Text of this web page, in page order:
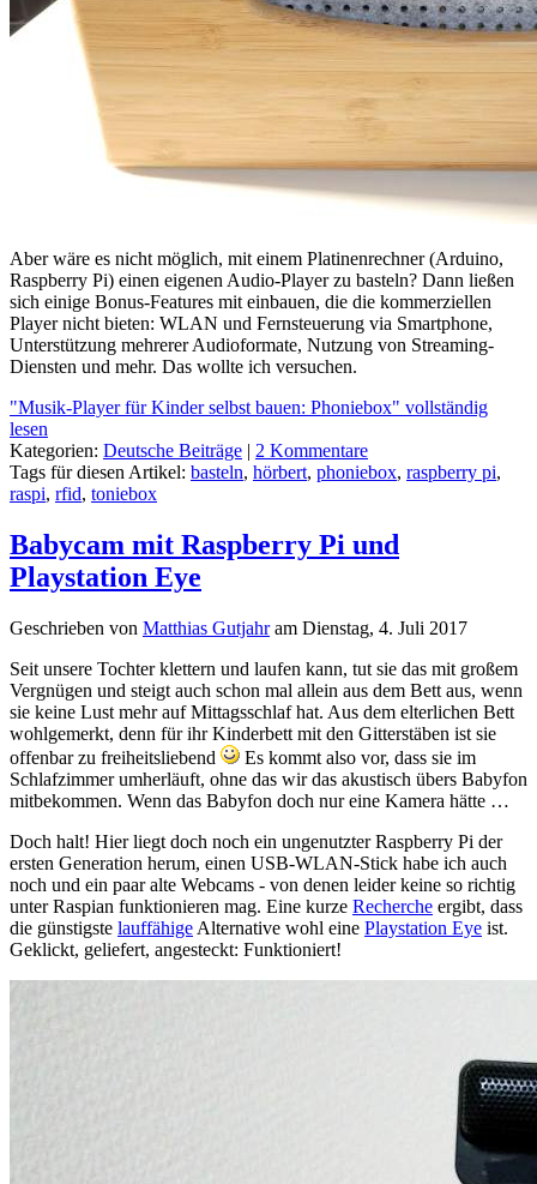
Aber wäre es nicht möglich, mit einem Platinenrechner (Arduino,
Raspberry Pi) einen eigenen Audio-Player zu basteln? Dann ließen
sich einige Bonus-Features mit einbauen, die die kommerziellen
Player nicht bieten: WLAN und Fernsteuerung via Smartphone,
Unterstützung mehrerer Audioformate, Nutzung von Streaming-
Diensten und mehr. Das wollte ich versuchen.
"Musik-Player für Kinder selbst bauen: Phoniebox" vollständig
lesen
Kategorien: Deutsche Beiträge | 2 Kommentare
Tags für diesen Artikel: basteln, hörbert, phoniebox, raspberry pi,
raspi, rfid, toniebox
Babycam mit Raspberry Pi und
Playstation Eye
Geschrieben von Matthias Gutjahram Dienstag, 4. Juli 2017
Seit unsere Tochter klettern und laufen kann, tut sie das mit großem
Vergnügen und steigt auch schon mal allein aus dem Bett aus, wenn
sie keine Lust mehr auf Mittagsschlaf hat. Aus dem elterlichen Bett
wohlgemerkt, denn für ihr Kinderbett mit den Gitterstäben ist sie
offenbar zu freiheitsliebend
Es kommt also vor, dass sie im
Schlafzimmer umherläuft, ohne das wir das akustisch übers Babyfon
mitbekommen. Wenn das Babyfon doch nur eine Kamera hätte …
Doch halt! Hier liegt doch noch ein ungenutzter Raspberry Pi der
ersten Generation herum, einen USB-WLAN-Stick habe ich auch
noch und ein paar alte Webcams - von denen leider keine so richtig
unter Raspian funktionieren mag. Eine kurze Recherche ergibt, dass
die günstigste lauffähige Alternative wohl eine Playstation Eye ist.
Geklickt, geliefert, angesteckt: Funktioniert!